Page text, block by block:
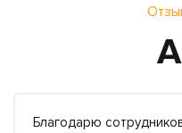
Благодарю